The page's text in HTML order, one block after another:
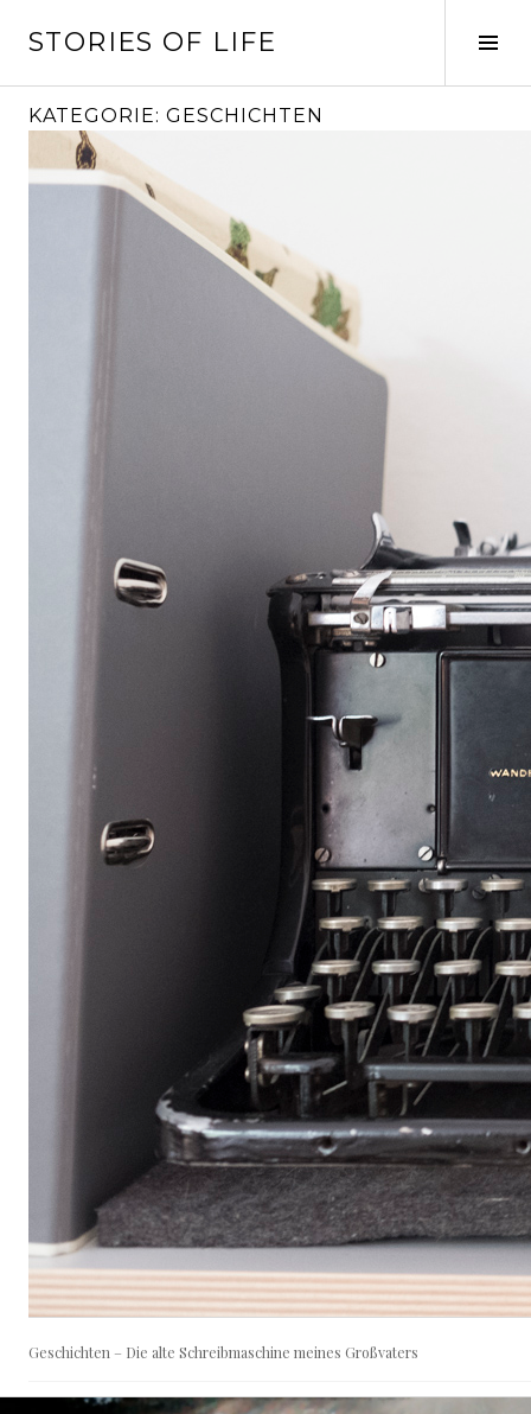
zumSTORIES OF LIFE
KATEGORIE: GESCHICHTEN
Geschichten – Die alte Schreibmaschine meines Großvaters